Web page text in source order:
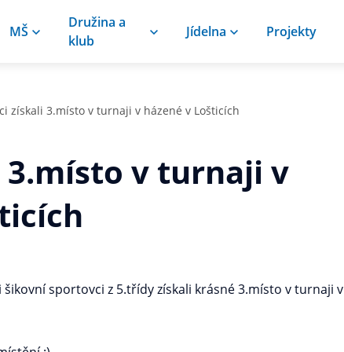
MŠ
Družina a
klub
Jídelna Projekty
získali 3.místo v turnaji v házené v Lošticích
3.místo v turnaji v
sportovci z 5.třídy získali krásné 3.místo v turnaji v